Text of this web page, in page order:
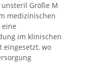
Größe M
medizinischen
im klinischen
eingesetzt, wo